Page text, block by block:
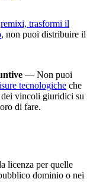
remixi, trasformi il
, non puoi distribuire il
— Non puoi
tecnologiche che
vincoli giuridici su
di fare.
licenza per quelle
dominio o nei